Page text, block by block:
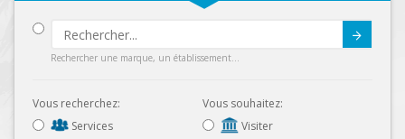
Rechercher une marque, un établissement...
Vous recherchez:
Services
Vous souhaitez:
Visiter